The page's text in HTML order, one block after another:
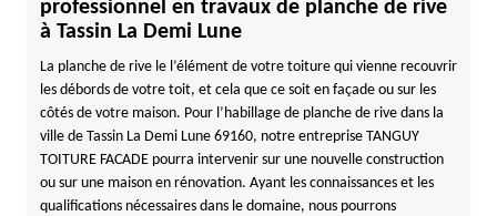
professionnel en travaux de planche de rive
à Tassin La Demi Lune
La planche de rive le l’élément de votre toiture qui vienne recouvrir
les débords de votre toit, et cela que ce soit en façade ou sur les
côtés de votre maison. Pour l’habillage de planche de rive dans la
ville de Tassin La Demi Lune 69160, notre entreprise TANGUY
TOITURE FACADE pourra intervenir sur une nouvelle construction
ou sur une maison en rénovation. Ayant les connaissances et les
qualifications nécessaires dans le domaine, nous pourrons